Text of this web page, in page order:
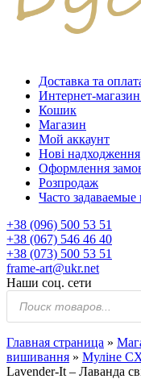
Доставка та
Интернет-
Кошик
Магазин
Мой аккаунт
Нові надходження
Оформлення
Розпродаж
Часто
+38 (096) 500 53 51
+38 (067) 546 46 40
+38 (073) 500 53 51
frame-art@ukr.net
Наши соц. сети
Пошук
товарів
Главная страница »
вишивання » Муліне
Lavender-It – Лаванда